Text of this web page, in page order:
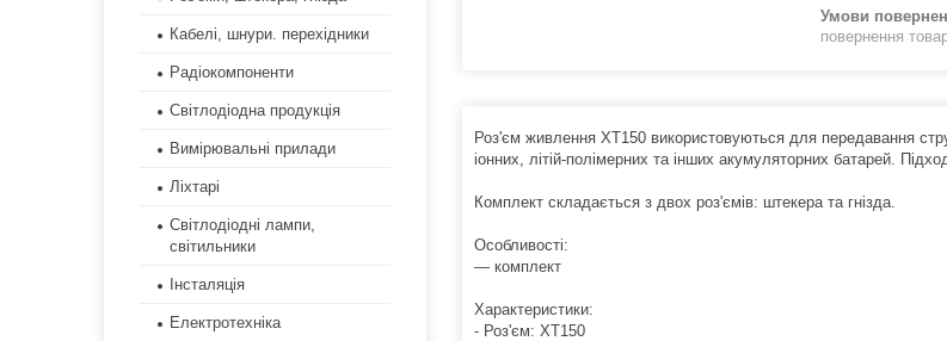
повернення
Роз'єм живлення XT150 використовуються для передавання
іонних, літій-полімерних та інших акумуляторних батарей.
Комплект складається з двох роз'ємів: штекера та гнізда.
Особливості:
— комплект
Характеристики:
- Роз'єм: XT150
Кабелі, шнури. перехідники
Радіокомпоненти
Світлодіодна продукція
Вимірювальні прилади
Ліхтарі
Світлодіодні лампи,
світильники
Інсталяція
Електротехніка